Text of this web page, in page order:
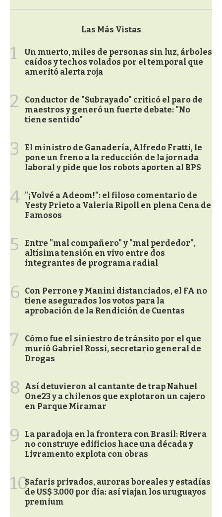
Las Más Vistas
1
Un muerto, miles de personas sin luz, árboles
caídos y techos volados por el temporal que
ameritó alerta roja
2
Conductor de "Subrayado" criticó el paro de
maestros y generó un fuerte debate: "No
tiene sentido"
3
El ministro de Ganadería, Alfredo Fratti, le
pone un freno a la reducción de la jornada
laboral y pide que los robots aporten al BPS
4 "¡Volvé a Adeom!": el filoso comentario de
Yesty Prieto a Valeria Ripoll en plena Cena de
Famosos
5
Entre "mal compañero" y "mal perdedor",
altísima tensión en vivo entre dos
integrantes de programa radial
6
Con Perrone y Manini distanciados, el FA no
tiene asegurados los votos para la
aprobación de la Rendición de Cuentas
7
Cómo fue el siniestro de tránsito por el que
murió Gabriel Rossi, secretario general de
Drogas
8
Así detuvieron al cantante de trap Nahuel
One23 y a chilenos que explotaron un cajero
en Parque Miramar
9
La paradoja en la frontera con Brasil: Rivera
no construye edificios hace una década y
Livramento explota con obras
10Safaris privados, auroras boreales y estadías
de US$ 3.000 por día: así viajan los uruguayos
premium